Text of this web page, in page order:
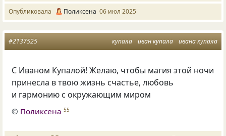
Опубликовала Поликсена 06 июл 2025
купала иван купала ивана купала
#2137525
С Иваном Купалой! Желаю, чтобы магия этой ночи
принесла в твою жизнь счастье, любовь
и гармонию с окружающим миром
© Поликсена 55